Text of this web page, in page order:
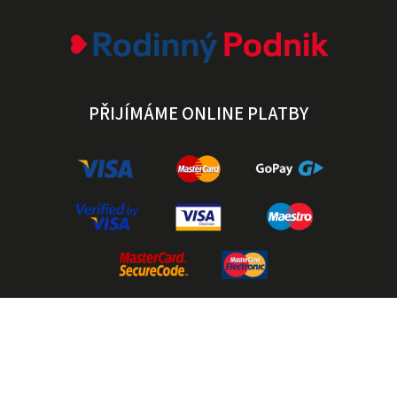
PŘIJÍMÁME ONLINE PLATBY